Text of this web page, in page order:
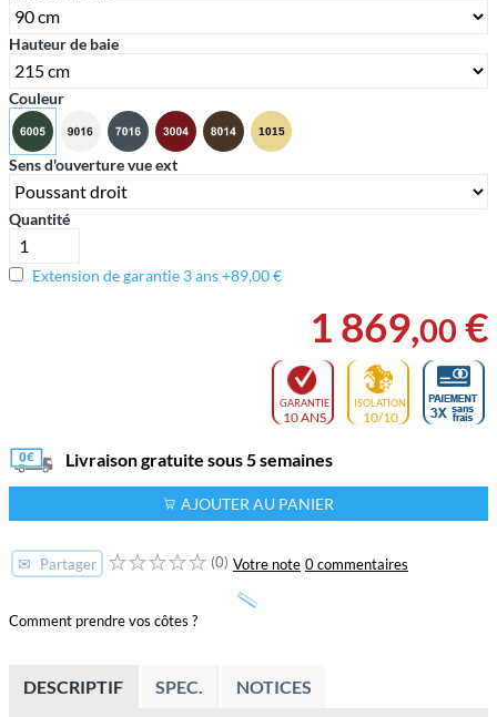
Hauteur de baie
Couleur
Sens d'ouverture vue ext
Quantité
Extension de garantie 3 ans +89,00 €
1 869,00 €
GARANTIE
10 ANS
ISOLATION
10/10
Livraison gratuite sous 5 semaines
AJOUTER AU PANIER
✉ Partager (0) Votre note 0 commentaires
Comment prendre vos côtes ?
DESCRIPTIF SPEC. NOTICES